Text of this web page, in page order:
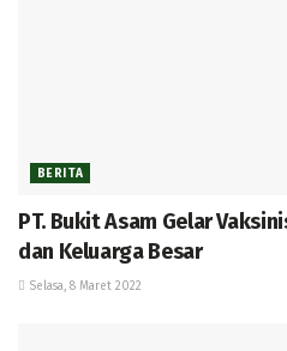
BERITA
PT. Bukit Asam Gelar
dan Keluarga Besar
Selasa, 8 Maret 2022